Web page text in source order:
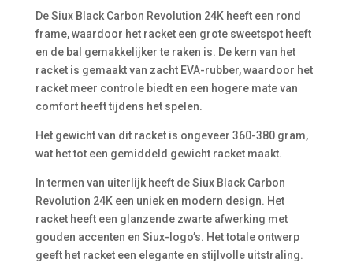
De Siux Black Carbon Revolution 24K heeft een rond
frame, waardoor het racket een grote sweetspot heeft
en de bal gemakkelijker te raken is. De kern van het
racket is gemaakt van zacht EVA-rubber, waardoor het
racket meer controle biedt en een hogere mate van
comfort heeft tijdens het spelen.
Het gewicht van dit racket is ongeveer 360-380 gram,
wat het tot een gemiddeld gewicht racket maakt.
In termen van uiterlijk heeft de Siux Black Carbon
Revolution 24K een uniek en modern design. Het
racket heeft een glanzende zwarte afwerking met
gouden accenten en Siux-logo’s. Het totale ontwerp
geeft het racket een elegante en stijlvolle uitstraling.